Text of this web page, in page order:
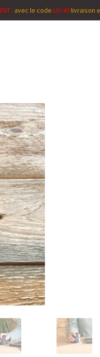
: avec le code LIV-49livraison